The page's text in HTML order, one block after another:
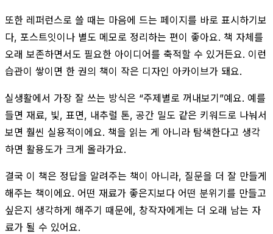
또한 레퍼런스로 쓸 때는 마음에 드는 페이지를 바로 표시하기보
다, 포스트잇이나 별도 메모로 정리하는 편이 좋아요. 책 자체를
오래 보존하면서도 필요한 아이디어를 축적할 수 있거든요. 이런
습관이 쌓이면 한 권의 책이 작은 디자인 아카이브가 돼요.
실생활에서 가장 잘 쓰는 방식은 “주제별로 꺼내보기”예요. 예를
들면 재료, 빛, 표면, 내추럴 톤, 공간 밀도 같은 키워드로 나눠서
보면 훨씬 실용적이에요. 책을 읽는 게 아니라 탐색한다고 생각
하면 활용도가 크게 올라가요.
결국 이 책은 정답을 알려주는 책이 아니라, 질문을 더 잘 만들게
해주는 책이에요. 어떤 재료가 좋은지보다 어떤 분위기를 만들고
싶은지 생각하게 해주기 때문에, 창작자에게는 더 오래 남는 자
료가 될 수 있어요.